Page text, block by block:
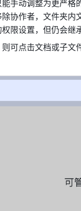
手动调整为更严格
协作者，文件夹内
限设置，但仍会继
可点击文档或子文